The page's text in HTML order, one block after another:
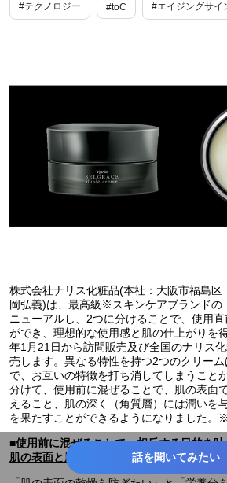
#テクノロジー #toC #エイジングサイ
株式会社ナリス化粧品(本社：大阪市福島
岡弘義)は、最高級※スキンケアブランドの
ニューアルし、2つに分けることで、使用
ができ、理想的な使用感と肌の仕上がりを
年1月21日から訪問販売及び全国のナリス
売します。異なる特性を持つ2つのクリー
で、お互いの特徴を打ち消してしまうこと
分けて、使用前に混ぜることで、肌の表面
えること、肌の深く（角質層）には潤いを
を果たすことができるようになりました
■使用前に混ぜることで、相反する目的を叶
肌の表面と肌の深くに異なるアプローチ。
話を聞いてみたい